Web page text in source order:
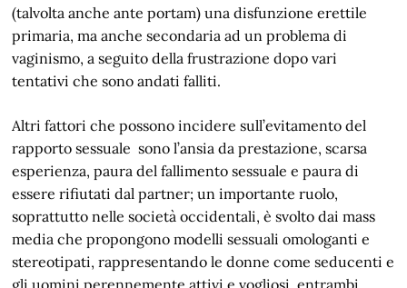
(talvolta anche ante portam) una disfunzione erettile
primaria, ma anche secondaria ad un problema di
vaginismo, a seguito della frustrazione dopo vari
tentativi che sono andati falliti.
Altri fattori che possono incidere sull’evitamento del
rapporto sessuale sono l’ansia da prestazione, scarsa
esperienza, paura del fallimento sessuale e paura di
essere rifiutati dal partner; un importante ruolo,
soprattutto nelle società occidentali, è svolto dai mass
media che propongono modelli sessuali omologanti e
stereotipati, rappresentando le donne come seducenti e
gli uomini perennemente attivi e vogliosi, entrambi